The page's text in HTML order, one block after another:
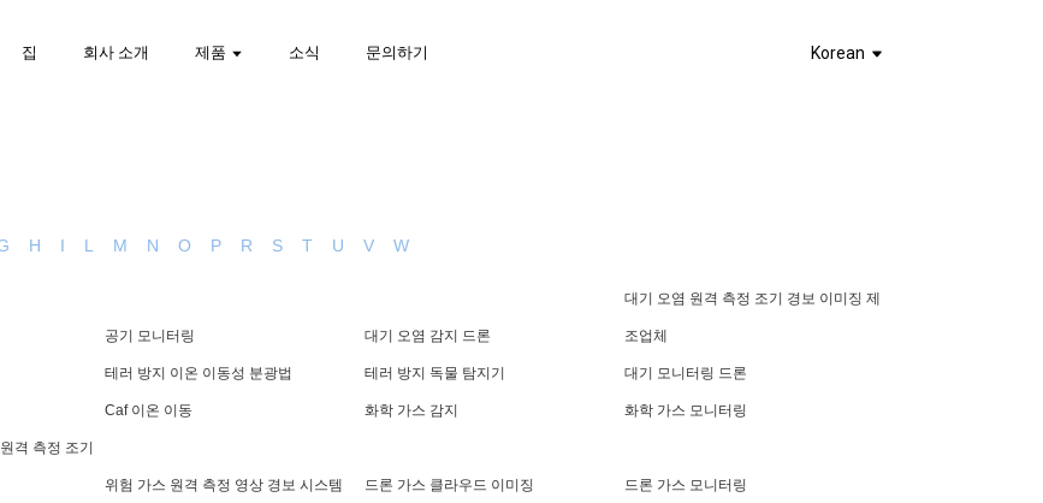
집 회사 소개 제품 소식 문의하기 Korean
H I L M N O P R S T U V W
공기 모니터링 대기 오염 감지 드론
대기 오염 원격 측정 조기 경보 이미징 제
조업체
테러 방지 이온 이동성 분광법 테러 방지 독물 탐지기 대기 모니터링 드론
Caf 이온 이동 화학 가스 감지 화학 가스 모니터링
격 측정 조기
위험 가스 원격 측정 영상 경보 시스템 드론 가스 클라우드 이미징 드론 가스 모니터링